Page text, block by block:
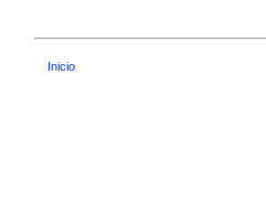
Inicio